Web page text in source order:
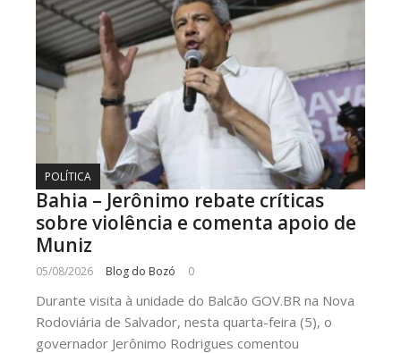
POLÍTICA
Bahia – Jerônimo rebate críticas
sobre violência e comenta apoio de
Muniz
05/08/2026 Blog do Bozó 0
Durante visita à unidade do Balcão GOV.BR na Nova
Rodoviária de Salvador, nesta quarta-feira (5), o
governador Jerônimo Rodrigues comentou